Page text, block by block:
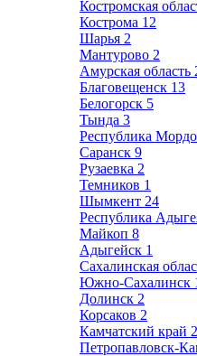
Костромская
Кострома 12
Шарья 2
Мантурово 2
Амурская область
Благовещенск 13
Белогорск 5
Тында 3
Республика
Саранск 9
Рузаевка 2
Темников 1
Шымкент 24
Республика
Майкоп 8
Адыгейск 1
Сахалинская
Южно-Сахалинск
Долинск 2
Корсаков 2
Камчатский край
Петропавловск-